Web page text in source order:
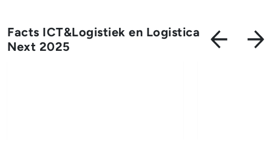
Facts ICT&Logistiek en Logistica
Next 2025